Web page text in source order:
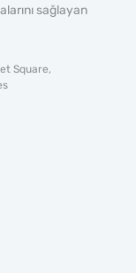
sağlayan
Square,